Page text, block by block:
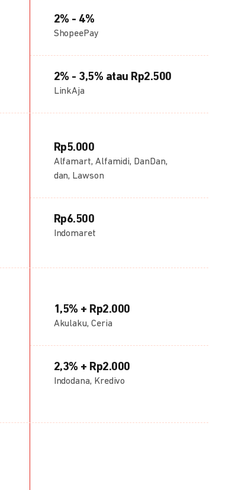
2% - 4%
ShopeePay
2% - 3,5% atau Rp2.500
LinkAja
Rp5.000
Alfamart, Alfamidi, DanDan,
dan, Lawson
Rp6.500
Indomaret
1,5% + Rp2.000
Akulaku, Ceria
2,3% + Rp2.000
Indodana, Kredivo